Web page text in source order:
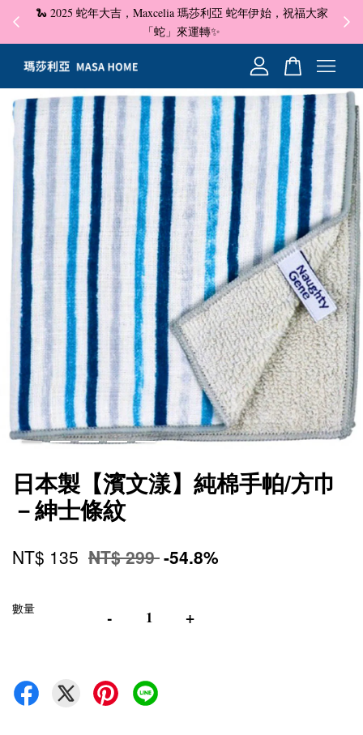
🐍 2025 蛇年大吉，Maxcelia 瑪莎利亞 蛇年伊始，祝福大家
「蛇」來運轉✨
✦
日本製【濱文漾】純棉手帕/方巾
－紳士條紋
NT$ 135 NT$ 299-54.8%
數量 - +
您的購物車目前還是空的。
繼續購物